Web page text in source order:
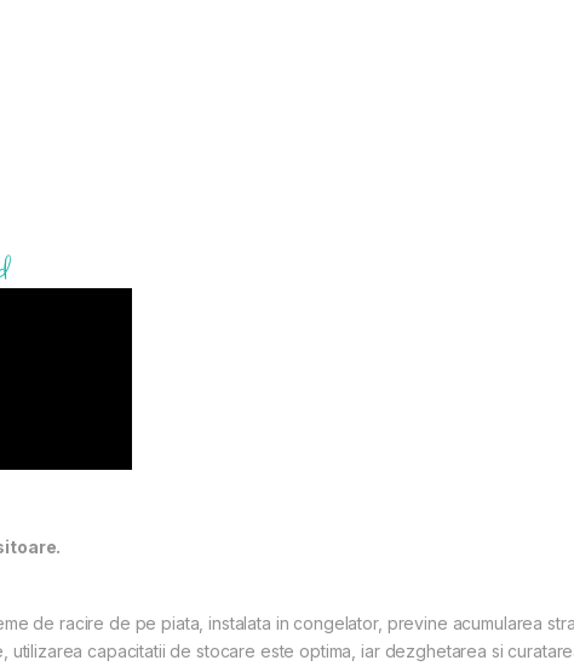
de racire de pe piata, instalata in congelator, previne acumularea
utilizarea capacitatii de stocare este optima, iar dezghetarea si